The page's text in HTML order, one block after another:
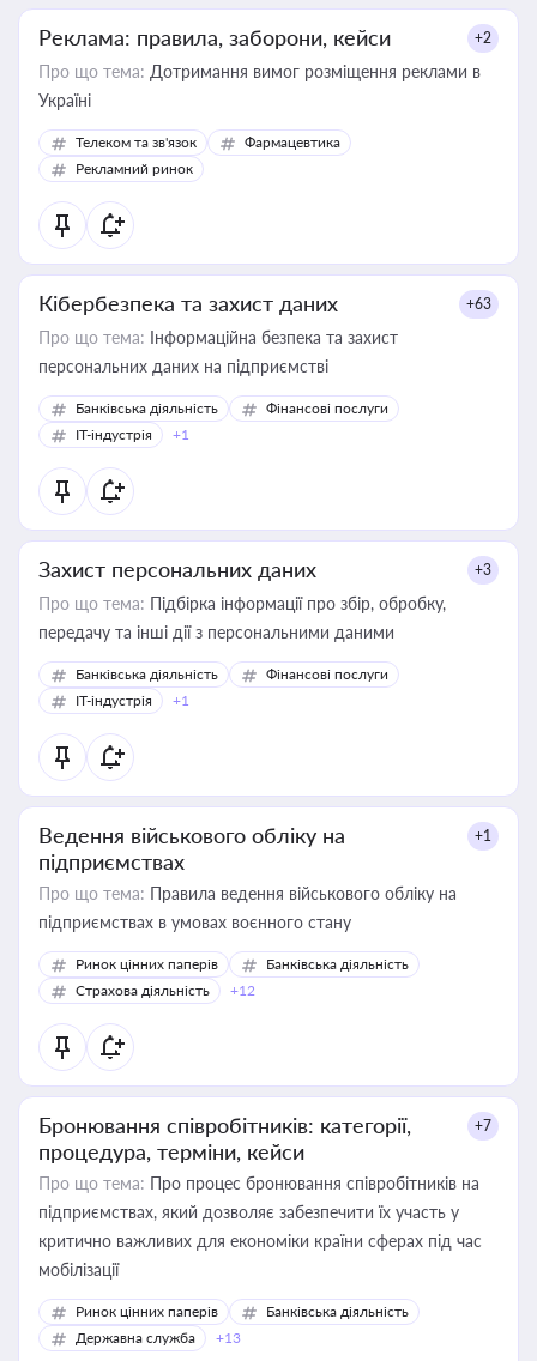
Реклама: правила, заборони, кейси +2
Про що тема: Дотримання вимог розміщення реклами в
Україні
Телеком та зв'язок
Фармацевтика
Рекламний ринок
Кібербезпека та захист даних +63
Про що тема: Інформаційна безпека та захист
персональних даних на підприємстві
Банківська діяльність
Фінансові послуги
IT-індустрія
+1
Захист персональних даних +3
Про що тема: Підбірка інформації про збір, обробку,
передачу та інші дії з персональними даними
Банківська діяльність
Фінансові послуги
IT-індустрія
+1
Ведення військового обліку на
підприємствах
+1
Про що тема: Правила ведення військового обліку на
підприємствах в умовах воєнного стану
Ринок цінних паперів
Банківська діяльність
Страхова діяльність
+12
Бронювання співробітників: категорії,
процедура, терміни, кейси
+7
Про що тема: Про процес бронювання співробітників на
підприємствах, який дозволяє забезпечити їх участь у
критично важливих для економіки країни сферах під час
мобілізації
Ринок цінних паперів
Банківська діяльність
Державна служба
+13